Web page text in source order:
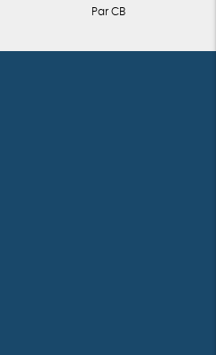
Par CB